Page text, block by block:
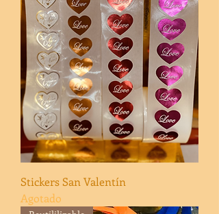
Stickers San Valentín
Agotado